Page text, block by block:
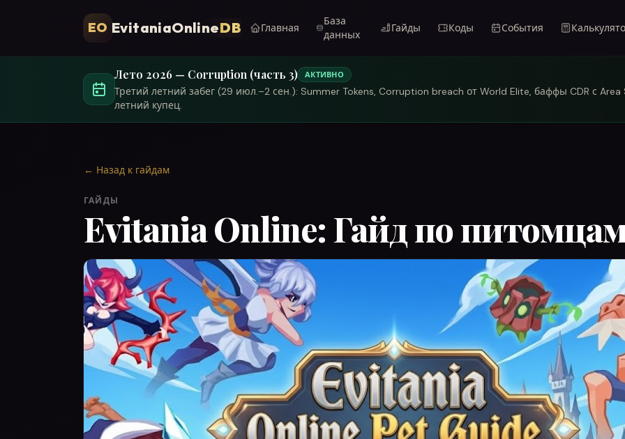
EO EvitaniaOnlineDB Главная
База
данных
Гайды Коды События
Лето 2026 — Corruption (часть 3) АКТИВНО
Третий летний забег (29 июл.–2 сен.): Summer Tokens, Corruption breach от World Elite, баффы CDR с Area
летний купец.
← Назад к гайдам
ГАЙДЫ
Evitania Online: Гайд по